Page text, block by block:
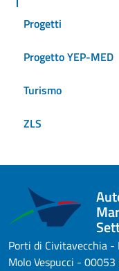
Progetti
Progetto YEP-MED
Turismo
ZLS
Porti di Civitavecchia
Molo Vespucci -